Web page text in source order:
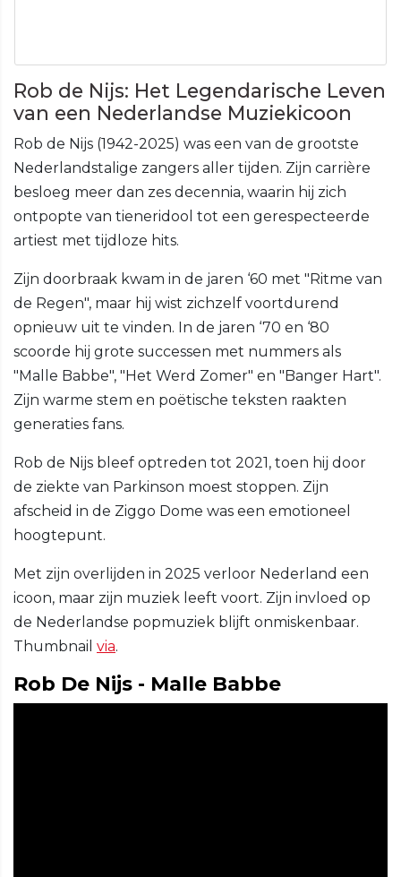
Rob de Nijs: Het Legendarische Leven
van een Nederlandse Muziekicoon
Rob de Nijs (1942-2025) was een van de grootste
Nederlandstalige zangers aller tijden. Zijn carrière
besloeg meer dan zes decennia, waarin hij zich
ontpopte van tieneridool tot een gerespecteerde
artiest met tijdloze hits.
Zijn doorbraak kwam in de jaren ‘60 met "Ritme van
de Regen", maar hij wist zichzelf voortdurend
opnieuw uit te vinden. In de jaren ‘70 en ‘80
scoorde hij grote successen met nummers als
"Malle Babbe", "Het Werd Zomer" en "Banger Hart".
Zijn warme stem en poëtische teksten raakten
generaties fans.
Rob de Nijs bleef optreden tot 2021, toen hij door
de ziekte van Parkinson moest stoppen. Zijn
afscheid in de Ziggo Dome was een emotioneel
hoogtepunt.
Met zijn overlijden in 2025 verloor Nederland een
icoon, maar zijn muziek leeft voort. Zijn invloed op
de Nederlandse popmuziek blijft onmiskenbaar.
Thumbnail via.
Rob De Nijs - Malle Babbe